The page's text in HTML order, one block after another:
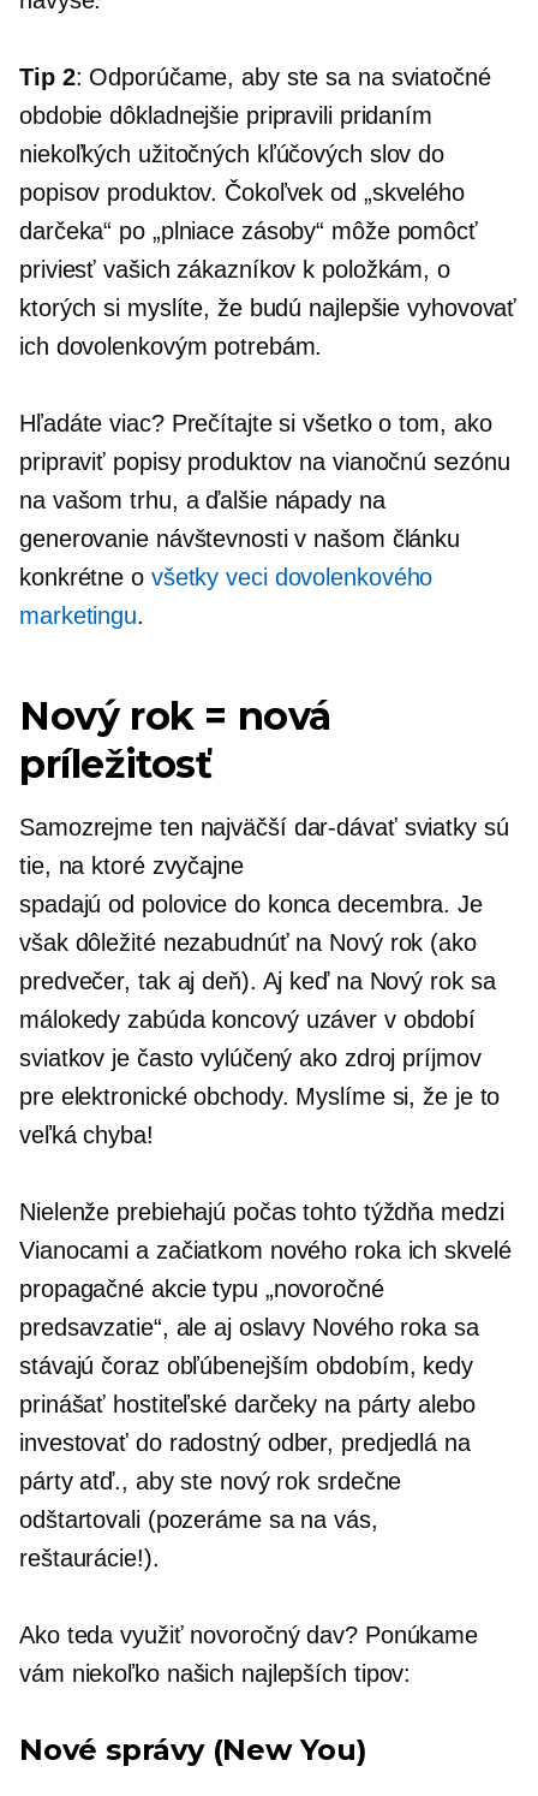
Tip 2: Odporúčame, aby ste sa na sviatočné
obdobie dôkladnejšie pripravili pridaním
niekoľkých užitočných kľúčových slov do
popisov produktov. Čokoľvek od „skvelého
darčeka“ po „plniace zásoby“ môže pomôcť
priviesť vašich zákazníkov k položkám, o
ktorých si myslíte, že budú najlepšie vyhovovať
ich dovolenkovým potrebám.
Hľadáte viac? Prečítajte si všetko o tom, ako
pripraviť popisy produktov na vianočnú sezónu
na vašom trhu, a ďalšie nápady na
generovanie návštevnosti v našom článku
konkrétne o všetky veci dovolenkového
marketingu.
Nový rok = nová
príležitosť
Samozrejme ten najväčší dar-dávaťsviatky sú
tie, na ktoré zvyčajne
spadajúod polovice do konca decembra. Je
však dôležité nezabudnúť na Nový rok (ako
predvečer, tak aj deň). Aj keď na Nový rok sa
málokedy zabúda koncový uzáver v období
sviatkov je často vylúčený ako zdroj príjmov
pre elektronické obchody. Myslíme si, že je to
veľká chyba!
Nielenže prebiehajú počas tohto týždňa medzi
Vianocami a začiatkom nového roka ich skvelé
propagačné akcie typu „novoročné
predsavzatie“, ale aj oslavy Nového roka sa
stávajú čoraz obľúbenejším obdobím, kedy
prinášať hostiteľské darčeky na párty alebo
investovať do radostný odber, predjedlá na
párty atď., aby ste nový rok srdečne
odštartovali (pozeráme sa na vás,
reštaurácie!).
Ako teda využiť novoročný dav? Ponúkame
vám niekoľko našich najlepších tipov:
Nové správy (New You)